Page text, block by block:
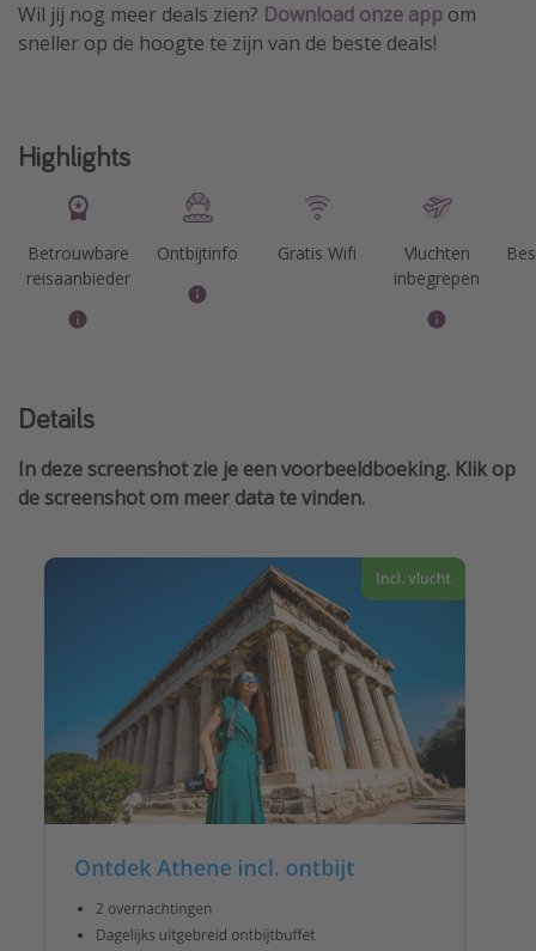
Wil jij nog meer deals zien? Download onze app om
sneller op de hoogte te zijn van de beste deals!
Highlights
Betrouwbare
reisaanbieder
Ontbijtinfo Gratis Wifi
Vluchten
inbegrepen
Details
In deze screenshot zie je een voorbeeldboeking. Klik op
de screenshot om meer data te vinden.